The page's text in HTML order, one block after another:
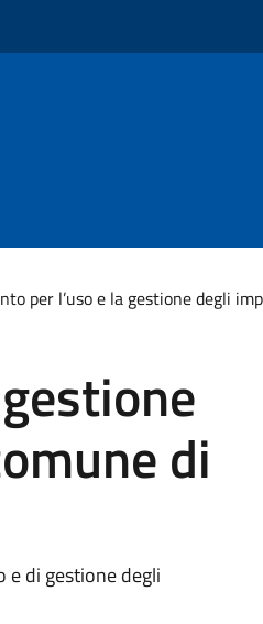
per l’uso e la gestione degli
di
e di gestione degli